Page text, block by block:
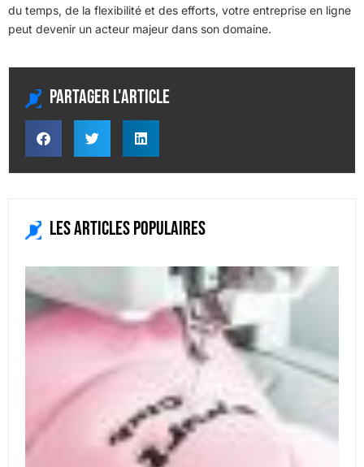
du temps, de la flexibilité et des efforts, votre entreprise en ligne
peut devenir un acteur majeur dans son domaine.
Partager l'article
Les articles populaires